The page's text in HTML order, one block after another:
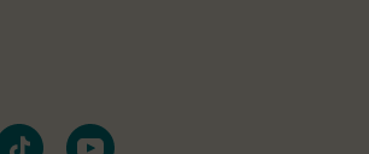
youtube